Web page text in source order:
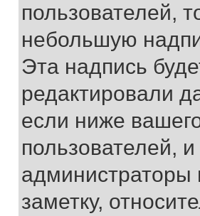
пользователей,
небольшую
Эта надпись
редактировали
если ниже
пользователей,
администраторы
заметку,